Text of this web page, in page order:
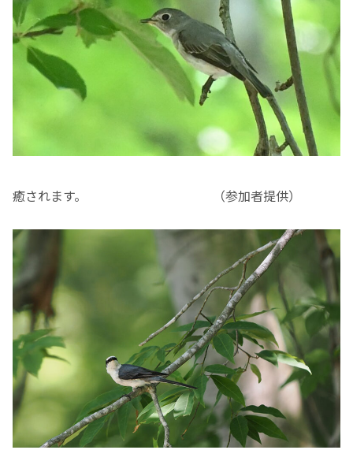
癒されます。 （参加者提供）